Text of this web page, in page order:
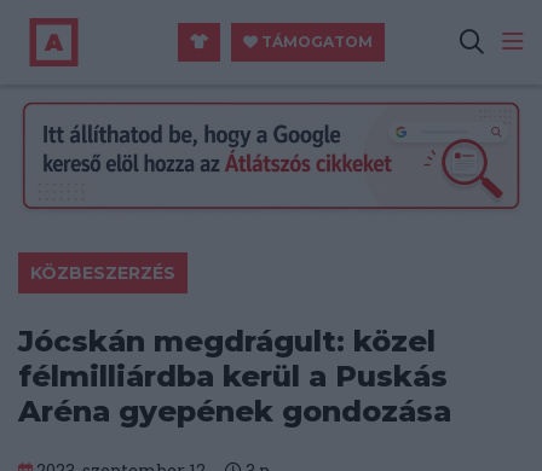
TÁMOGATOM
KÖZBESZERZÉS
Jócskán megdrágult: közel
félmilliárdba kerül a Puskás
Aréna gyepének gondozása